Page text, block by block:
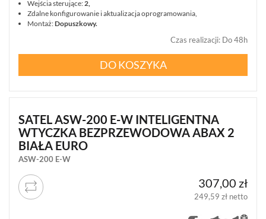
POKAŻ
WSZYSTKO
INTELIGENTNY
BUDYNEK
SIECI
LAN,
ZASILANIE,
TRANSMISJA,
Wejścia sterujące:2,
Zdalne konfigurowanie i aktualizacja oprogramowania,
Montaż:Dopuszkowy.
Czas realizacji: Do 48h
DO KOSZYKA
SATEL ASW-200 E-W INTELIGENTNA
WTYCZKA BEZPRZEWODOWA ABAX 2
BIAŁA EURO
ASW-200 E-W
307,00 zł
249,59 zł netto